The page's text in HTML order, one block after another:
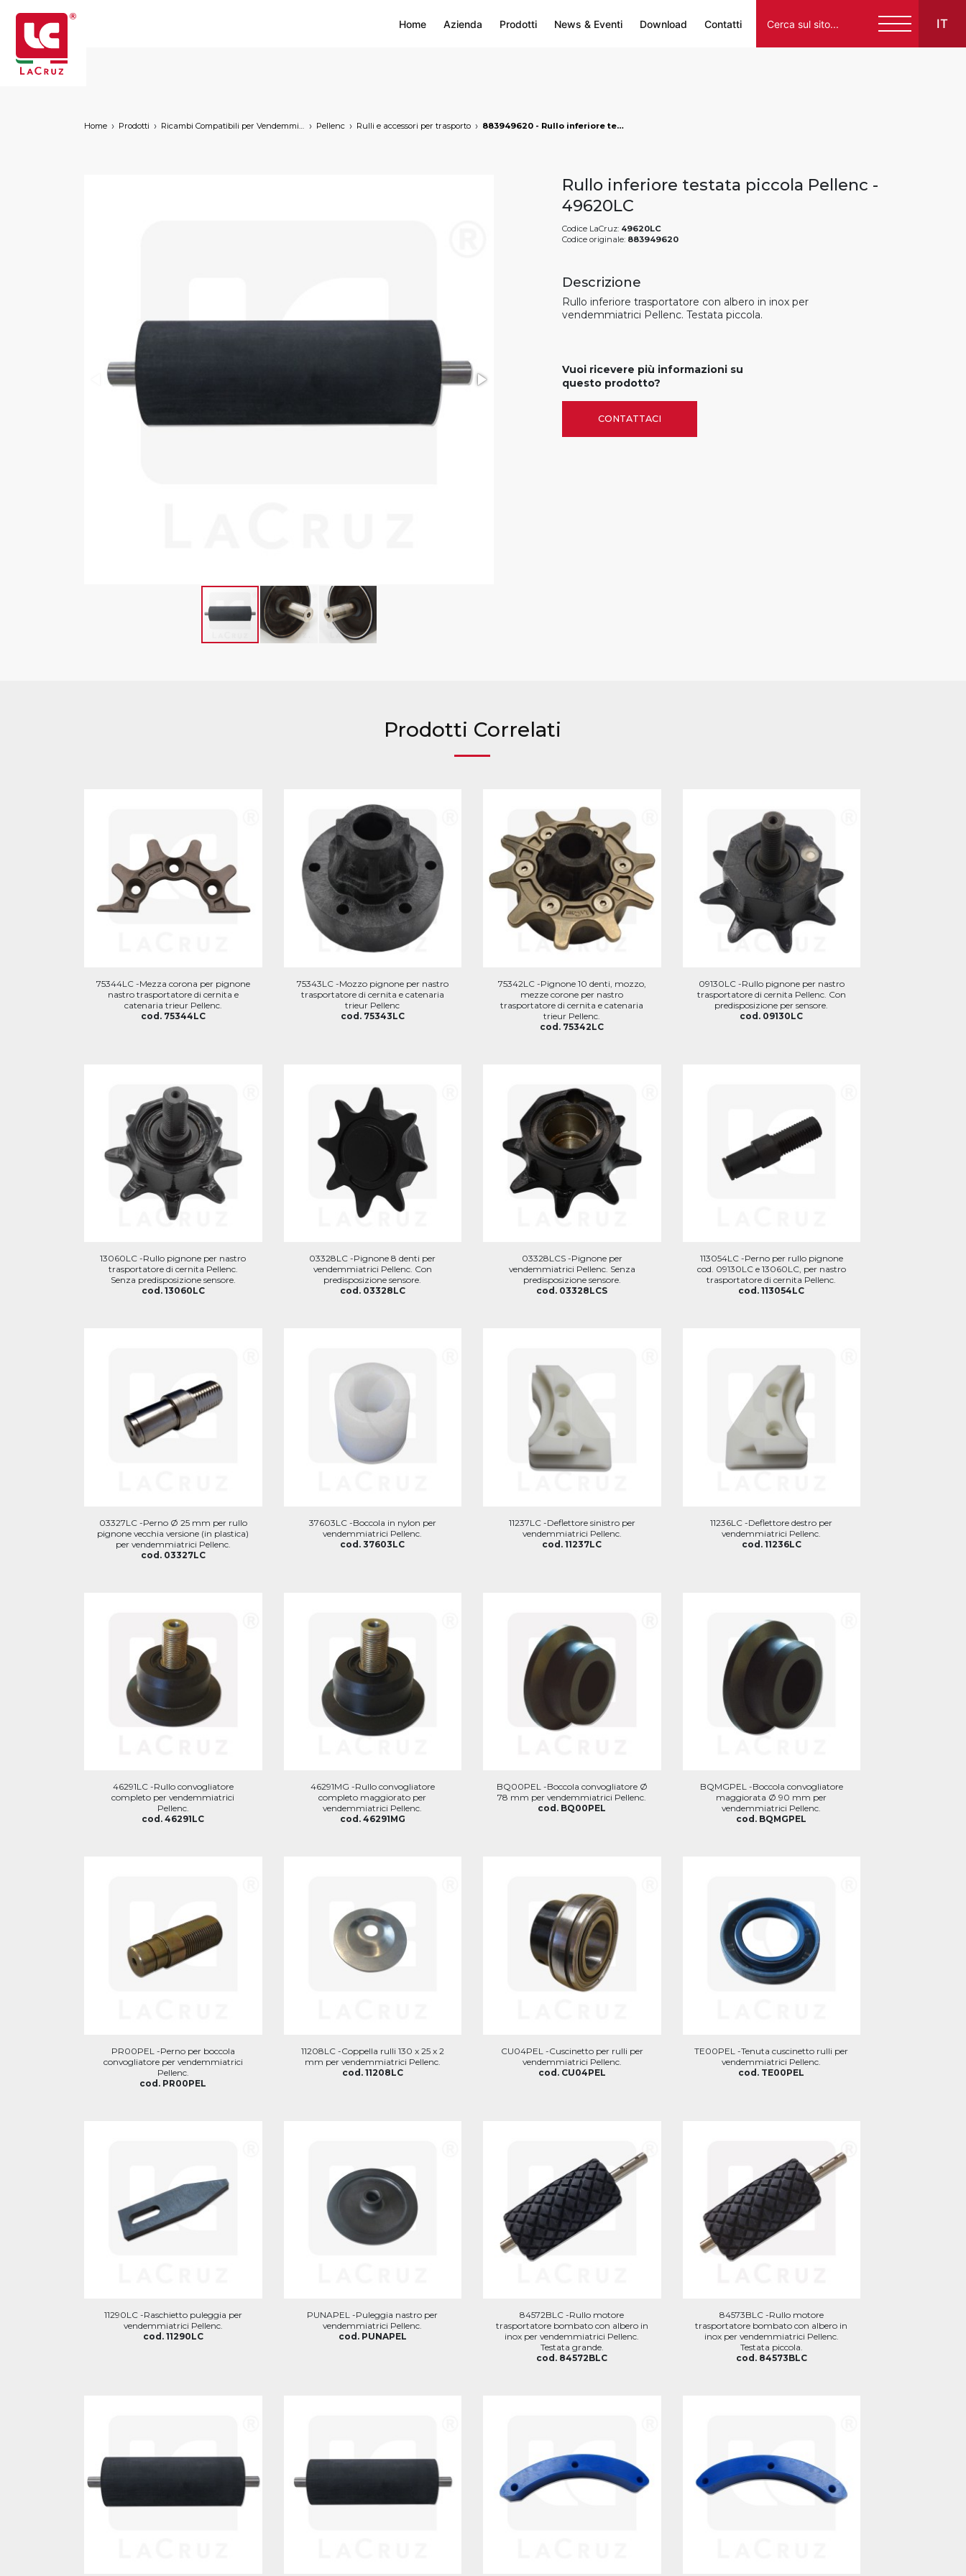
Home Azienda Prodotti News & Eventi Download Contatti IT
Home Prodotti Ricambi Compatibili per Vendemmiatrici a Marchio Pellenc Rulli e accessori per trasporto 883949620 - Rullo inferiore testata piccola Pellenc, markets: []string{"A", "B", "AU"}
Rullo inferiore testata piccola Pellenc -
49620LC
Codice LaCruz: 49620LC
Codice originale: 883949620
Descrizione
Rullo inferiore trasportatore con albero in inox per
vendemmiatrici Pellenc. Testata piccola.
Vuoi ricevere più informazioni su
questo prodotto?
CONTATTACI
Prodotti Correlati
75344LC -Mezza corona per pignone
nastro trasportatore di cernita e
catenaria trieur Pellenc.
cod. 75344LC
75343LC -Mozzo pignone per nastro
trasportatore di cernita e catenaria
trieur Pellenc
cod. 75343LC
75342LC -Pignone 10 denti, mozzo,
mezze corone per nastro
trasportatore di cernita e catenaria
trieur Pellenc.
cod. 75342LC
09130LC -Rullo pignone per nastro
trasportatore di cernita Pellenc. Con
predisposizione per sensore.
cod. 09130LC
13060LC -Rullo pignone per nastro
trasportatore di cernita Pellenc.
Senza predisposizione sensore.
cod. 13060LC
03328LC -Pignone 8 denti per
vendemmiatrici Pellenc. Con
predisposizione sensore.
cod. 03328LC
03328LCS -Pignone per
vendemmiatrici Pellenc. Senza
predisposizione sensore.
cod. 03328LCS
113054LC -Perno per rullo pignone
cod. 09130LC e 13060LC, per nastro
trasportatore di cernita Pellenc.
cod. 113054LC
03327LC -Perno Ø 25 mm per rullo
pignone vecchia versione (in plastica)
per vendemmiatrici Pellenc.
cod. 03327LC
37603LC -Boccola in nylon per
vendemmiatrici Pellenc.
cod. 37603LC
11237LC -Deflettore sinistro per
vendemmiatrici Pellenc.
cod. 11237LC
11236LC -Deflettore destro per
vendemmiatrici Pellenc.
cod. 11236LC
46291LC -Rullo convogliatore
completo per vendemmiatrici
Pellenc.
cod. 46291LC
46291MG -Rullo convogliatore
completo maggiorato per
vendemmiatrici Pellenc.
cod. 46291MG
BQ00PEL -Boccola convogliatore Ø
78 mm per vendemmiatrici Pellenc.
cod. BQ00PEL
BQMGPEL -Boccola convogliatore
maggiorata Ø 90 mm per
vendemmiatrici Pellenc.
cod. BQMGPEL
PR00PEL -Perno per boccola
convogliatore per vendemmiatrici
Pellenc.
cod. PR00PEL
11208LC -Coppella rulli 130 x 25 x 2
mm per vendemmiatrici Pellenc.
cod. 11208LC
CU04PEL -Cuscinetto per rulli per
vendemmiatrici Pellenc.
cod. CU04PEL
TE00PEL -Tenuta cuscinetto rulli per
vendemmiatrici Pellenc.
cod. TE00PEL
11290LC -Raschietto puleggia per
vendemmiatrici Pellenc.
cod. 11290LC
PUNAPEL -Puleggia nastro per
vendemmiatrici Pellenc.
cod. PUNAPEL
84572BLC -Rullo motore
trasportatore bombato con albero in
inox per vendemmiatrici Pellenc.
Testata grande.
cod. 84572BLC
84573BLC -Rullo motore
trasportatore bombato con albero in
inox per vendemmiatrici Pellenc.
Testata piccola.
cod. 84573BLC